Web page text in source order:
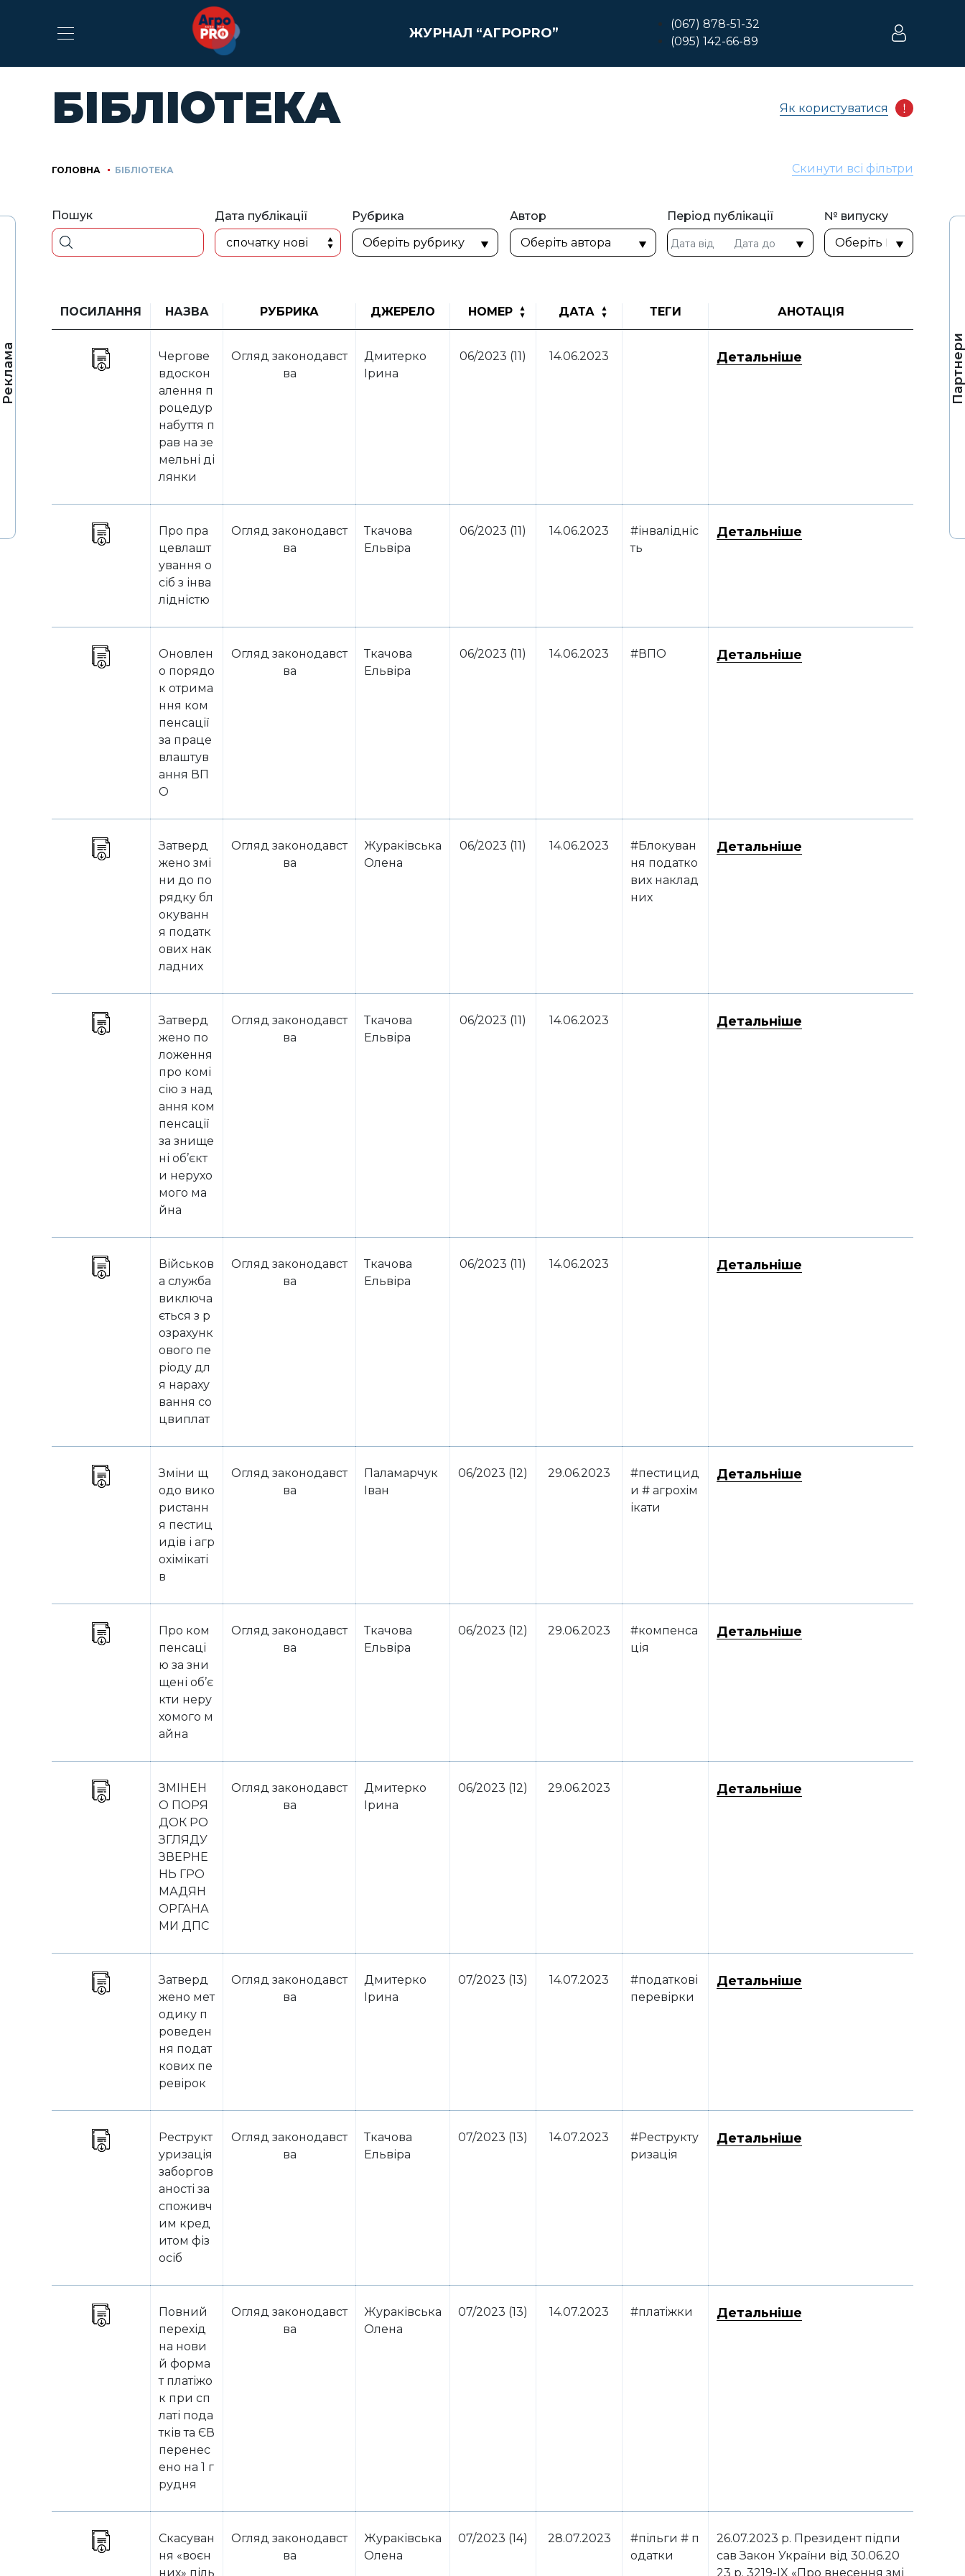
Реклама Партнери
ЖУРНАЛ “АГРОPRO”
(067) 878-51-32
(095) 142-66-89
БІБЛІОТЕКА
ГОЛОВНА БІБЛІОТЕКА
Як користуватися
Пошук
Дата публікації
спочатку нові
Рубрика Автор Період публікації № випуску
Скинути всі фільтри
ПОСИЛАННЯ НАЗВА РУБРИКА ДЖЕРЕЛО НОМЕР ДАТА ТЕГИ АНОТАЦІЯ
Чергове
вдоскон
алення п
роцедур
набуття п
рав на зе
мельні ді
лянки
Огляд законодавст
ва
Дмитерко
Ірина
06/2023 (11) 14.06.2023 Детальніше
Про пра
цевлашт
ування о
сіб з інва
лідністю
Огляд законодавст
ва
Ткачова
Ельвіра
06/2023 (11) 14.06.2023
#інвалідніс
ть
Детальніше
Оновлен
о порядо
к отрима
ння ком
пенсації
за праце
влаштув
ання ВП
О
Огляд законодавст
ва
Ткачова
Ельвіра
06/2023 (11) 14.06.2023 #ВПО Детальніше
Затверд
жено змі
ни до по
рядку бл
окуванн
я податк
ових нак
ладних
Огляд законодавст
ва
Жураківська
Олена
06/2023 (11) 14.06.2023
#Блокуван
ня податко
вих наклад
них
Детальніше
Затверд
жено по
ложення
про комі
сію з над
ання ком
пенсації
за знище
ні об’єкт
и нерухо
мого ма
йна
Огляд законодавст
ва
Ткачова
Ельвіра
06/2023 (11) 14.06.2023 Детальніше
Військов
а служба
виключа
ється з р
озрахунк
ового пе
ріоду дл
я нараху
вання со
цвиплат
Огляд законодавст
ва
Ткачова
Ельвіра
06/2023 (11) 14.06.2023 Детальніше
Зміни щ
одо вико
ристанн
я пестиц
идів і агр
охімікаті
в
Огляд законодавст
ва
Паламарчук
Іван
06/2023 (12) 29.06.2023
#пестицид
и # агрохім
ікати
Детальніше
Про ком
пенсаці
ю за зни
щені об’є
кти неру
хомого м
айна
Огляд законодавст
ва
Ткачова
Ельвіра
06/2023 (12) 29.06.2023
#компенса
ція
Детальніше
ЗМІНЕН
О ПОРЯ
ДОК РО
ЗГЛЯДУ
ЗВЕРНЕ
НЬ ГРО
МАДЯН
ОРГАНА
МИ ДПС
Огляд законодавст
ва
Дмитерко
Ірина
06/2023 (12) 29.06.2023 Детальніше
Затверд
жено мет
одику п
роведен
ня подат
кових пе
ревірок
Огляд законодавст
ва
Дмитерко
Ірина
07/2023 (13) 14.07.2023
#податкові
перевірки
Детальніше
Реструкт
уризація
заборгов
аності за
споживч
им кред
итом фіз
осіб
Огляд законодавст
ва
Ткачова
Ельвіра
07/2023 (13) 14.07.2023
#Реструкту
ризація
Детальніше
Повний
перехід
на нови
й форма
т платіжо
к при сп
латі пода
тків та ЄВ
перенес
ено на 1 г
рудня
Огляд законодавст
ва
Жураківська
Олена
07/2023 (13) 14.07.2023 #платіжки Детальніше
Скасуван
ня «воєн
них» піль
Огляд законодавст
ва
Жураківська
Олена
07/2023 (14) 28.07.2023
#пільги # п
одатки
26.07.2023 р. Президент підпи
сав Закон України від 30.06.20
23 р. 3219-IX «Про внесення змі